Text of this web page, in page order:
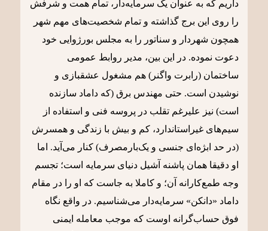
داریم که به عنوان یک سرمایه‌دار، تمام همت و شرفش
را روی این برج گذاشته و تمام شخصیت‌های مهم شهر
همچون شهردار و سناتور را به مجلس بورژوایی خود
دعوت نموده. در این بین، مدیر روابط عمومی
ساختمان (رابرت واگنر) هم مشغول عشقبازی و
نوشیدن است. حتی مهندس برق (که داماد سازنده
است) نیز علیرغم تقلب در پروسه فنی و استفاده از
سیم‌های غیراستاندارد، کم و بیش با زندگی و همسرش
(در حد ابژه‌ای جنسی و یک‌بارمصرف) کنار می‌آید. اما
او دقیقا همان پاشنه آشیل دنیای سرمایه است؛ تجسم
وجه طمع‌کارانه آن؛ و کاملا به جاست که او را در مقام
داماد «دانکن» سرمایه‌دار می‌شناسیم. در واقع نگاه
فوق حساب‌گرانه اوست که موجب معامله ایمنی